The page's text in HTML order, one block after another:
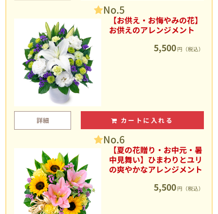
No.5
【お供え・お悔やみの花】
お供えのアレンジメント
5,500 円（税込）
詳細 カートに入れる
No.6
【夏の花贈り・お中元・暑
中見舞い】ひまわりとユリ
の爽やかなアレンジメント
5,500 円（税込）